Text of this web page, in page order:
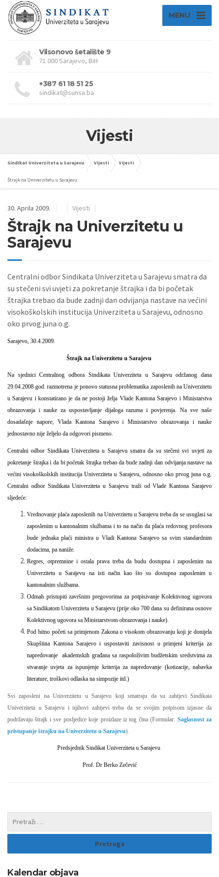
MENU
Vilsonovo šetalište 9
71 000 Sarajevo, BiH
+387 61 18 51 25
sindikat@sunsa.ba
Vijesti
Sindikat Univerziteta u Sarajevu Vijesti Vijesti
Štrajk na Univerzitetu u Sarajevu
30. Aprila 2009. Vijesti
Štrajk na Univerzitetu u
Sarajevu
Centralni odbor Sindikata Univerziteta u Sarajevu smatra da
su stečeni svi uvjeti za pokretanje štrajka i da bi početak
štrajka trebao da bude zadnji dan odvijanja nastave na većini
visokoškolskih institucija Univerziteta u Sarajevu, odnosno
oko prvog juna o.g.
Sarajevo, 30.4.2009.
Štrajk na Univerzitetu u Sarajevu
Na sjednici Centralnog odbora Sindikata Univerziteta u Sarajevu održanog dana
29.04.2008 god. razmotrena je ponovo statusna problematika zaposlenih na Univerzitetu
u Sarajevu i konstatirano je da ne postoji želja Vlade Kantona Sarajevo i Ministarstva
obrazovanja i nauke za uspostavljanje dijaloga razuma i povjerenja.Na sve naše
dosadašnje napore, Vlada Kantona Sarajevo i Ministarstvo obrazovanja i nauke
jednostavno nije željelo da odgovori pismeno.
Centralni odbor Sindikata Univerziteta u Sarajevu smatra da su stečeni svi uvjeti za
pokretanje štrajka i da bi početak štrajka trebao da bude zadnji dan odvijanja nastave na
većini visokoškolskih institucija Univerziteta u Sarajevu, odnosno oko prvog juna o.g.
Centralni odbor Sindikata Univerziteta u Sarajevu traži od Vlade Kantona Sarajevo
sljedeće:
Vrednovanje plaća zaposlenih na Univerzitetu u Sarajevu treba da se usuglasi sa
zaposlenim u kantonalnim službama i to na način da plaća redovnog profesora
bude jednaka plaći ministra u Vladi Kantona Sarajevo sa svim standardnim
dodacima, pa naniže.
Regres, otpremnine i ostala prava treba da budu dostupna i zaposlenim na
Univerzitetu u Sarajevu na isti način kao što su dostupna zaposlenim u
kantonalnim službama.
Odmah pristupiti završnim pregovorima za potpisivanje Kolektivnog ugovora
sa Sindikatom Univerziteta u Sarajevu (prije oko 700 dana su definirana osnove
Kolektivnog ugovora sa Ministarstvom obrazovanja i nauke).
Pod hitno početi sa primjenom Zakona o visokom obrazovanju koji je donijela
Skupština Kantona Sarajevo i uspostaviti zavisnost u primjeni kriterija za
napredovanje
akademskih građana sa raspoloživim budžetskim sredstvima za
stvaranje uvjeta za ispunjenje kriterija za napredovanje (kotizacije, nabavka
literature, troškovi odlaska na simpozije itd.)
Svi zaposleni na Univerzitetu u Sarajevu koji smatraju da su zahtjevi Sindikata
Univerziteta u Sarajevu i njihovi zahtjevi treba da se svojim potpisom izjasne da
podržavaju štrajk i sve posljedice koje proizlaze iz tog čina (Formular: Saglasnost za
pristupanje štrajku na Univerzitetu u Sarajevu)
Predsjednik Sindikat Univerziteta u Sarajevu
Prof. Dr Berko Zečević
Kalendar objava